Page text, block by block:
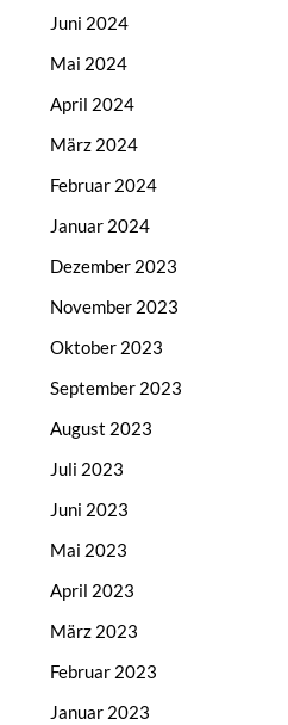
Juni 2024
Mai 2024
April 2024
März 2024
Februar 2024
Januar 2024
Dezember 2023
November 2023
Oktober 2023
September 2023
August 2023
Juli 2023
Juni 2023
Mai 2023
April 2023
März 2023
Februar 2023
Januar 2023